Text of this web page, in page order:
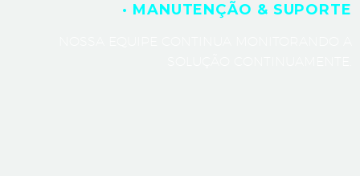
· MANUTENÇÃO & SUPORTE